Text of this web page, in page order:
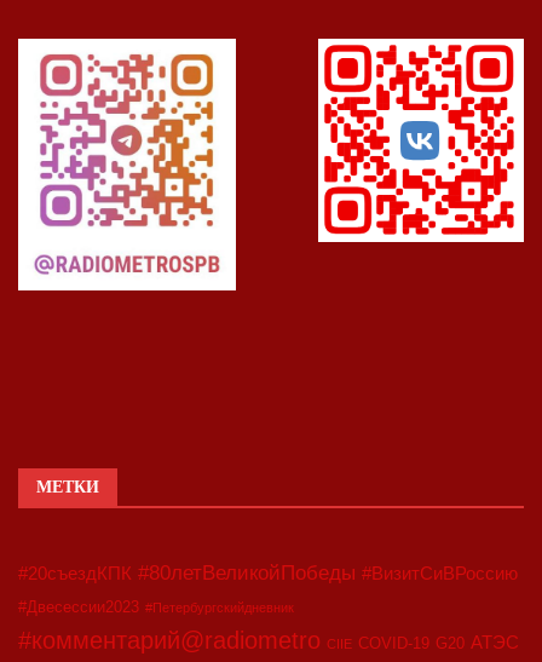
МЕТКИ
#20съездКПК #80летВеликойПобеды #ВизитСиВРоссию
#Двесессии2023 #Петербургскийдневник
#комментарий@radiometro CIIE COVID-19 G20 АТЭС